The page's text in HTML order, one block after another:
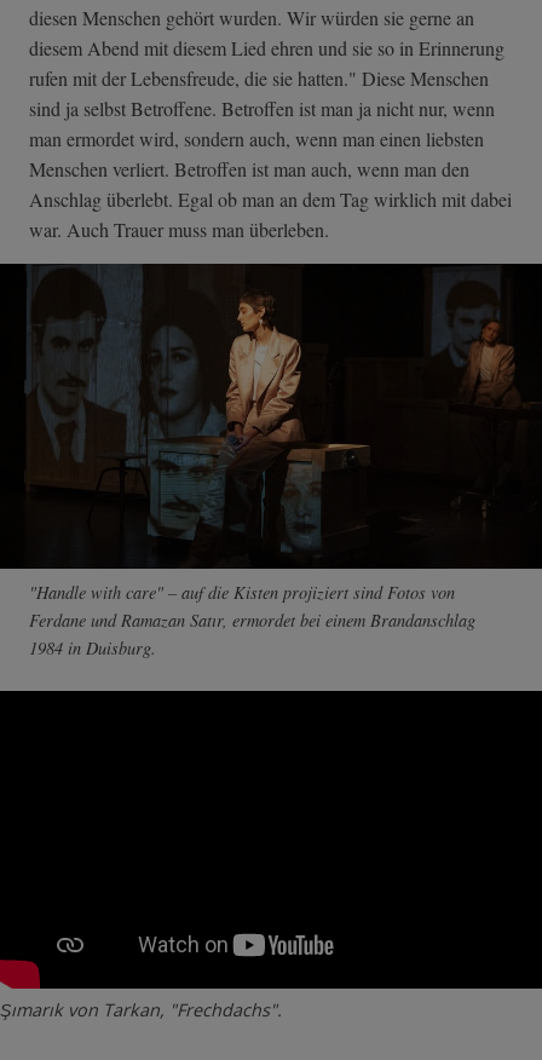
diesen Menschen gehört wurden. Wir würden sie gerne an
diesem Abend mit diesem Lied ehren und sie so in Erinnerung
rufen mit der Lebensfreude, die sie hatten." Diese Menschen
sind ja selbst Betroffene. Betroffen ist man ja nicht nur, wenn
man ermordet wird, sondern auch, wenn man einen liebsten
Menschen verliert. Betroffen ist man auch, wenn man den
Anschlag überlebt. Egal ob man an dem Tag wirklich mit dabei
war. Auch Trauer muss man überleben.
"Handle with care" – auf die Kisten projiziert sind Fotos von
Ferdane und Ramazan Satır, ermordet bei einem Brandanschlag
1984 in Duisburg.
Şımarık von Tarkan, "Frechdachs".